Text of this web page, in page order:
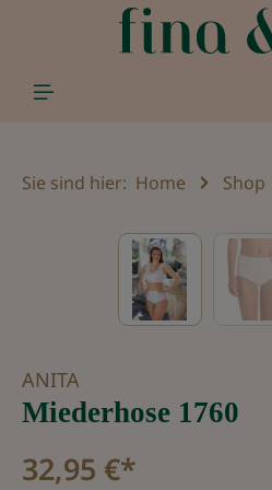
springen
Sie sind hier: Home Shop
Bildergalerie überspringen
ANITA
Miederhose 1760
32,95 €*